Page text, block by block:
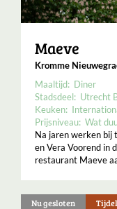
Maeve
Kromme
Maaltijd: Diner
Stadsdeel: Utrecht
Keuken:
Prijsniveau: Wat
Na jaren werken bij
en Vera Voorend in
restaurant Maeve
Nu gesloten